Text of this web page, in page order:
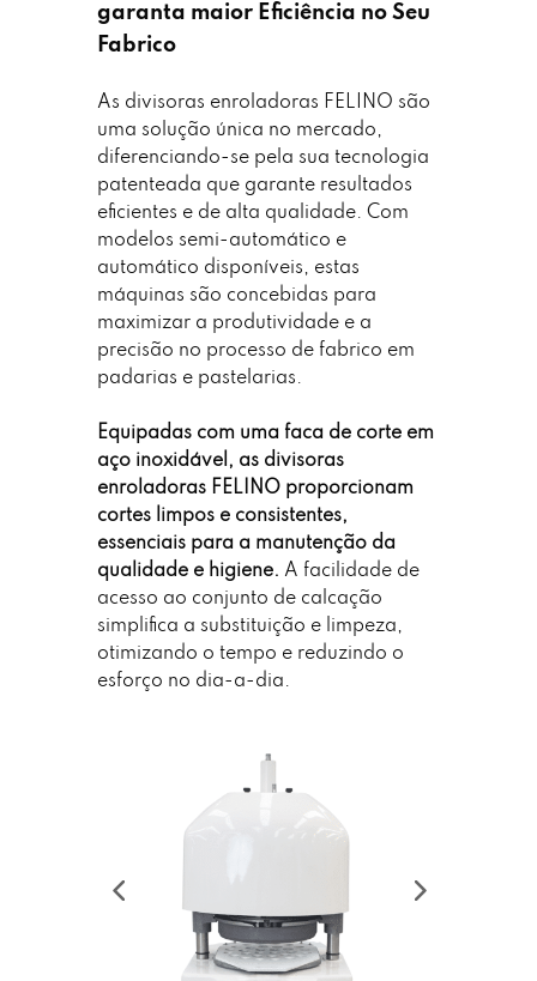
garanta maior Eficiência no Seu
Fabrico
As divisoras enroladoras FELINO são
uma solução única no mercado,
diferenciando-se pela sua tecnologia
patenteada que garante resultados
eficientes e de alta qualidade. Com
modelos semi-automático e
automático disponíveis, estas
máquinas são concebidas para
maximizar a produtividade e a
precisão no processo de fabrico em
padarias e pastelarias.
Equipadas com uma faca de corte em
aço inoxidável, as divisoras
enroladoras FELINO proporcionam
cortes limpos e consistentes,
essenciais para a manutenção da
qualidade e higiene. A facilidade de
acesso ao conjunto de calcação
simplifica a substituição e limpeza,
otimizando o tempo e reduzindo o
esforço no dia-a-dia.